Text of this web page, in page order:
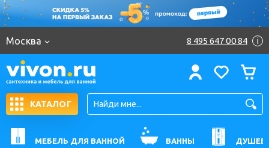
Москва 8 495 647 00 84 i
КАТАЛОГ
МЕБЕЛЬ ДЛЯ ВАННОЙ ВАННЫ